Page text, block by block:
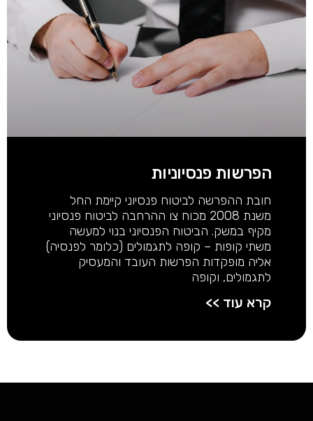
הפרשות פנסיוניות
חובת ההפרשה לביטוח פנסיוני קיימת החל
משנת 2008 מכוח צו ההרחבה לביטוח פנסיוני
מקיף במשק. הביטוח הפנסיוני בנוי למעשה
משתי קופות – קופה לתגמולים (כלומר לפנסיה)
אליה מופקדות הפרשות העובד והמעסיק
לתגמולים, וקופה
קרא עוד >>